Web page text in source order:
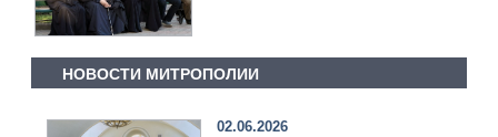
НОВОСТИ МИТРОПОЛИИ
02.06.2026